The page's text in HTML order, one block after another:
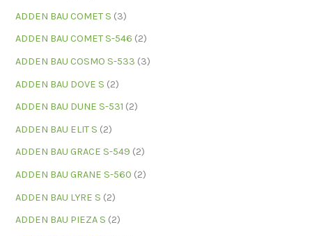
ADDEN BAU COMET S (3)
ADDEN BAU COMET S-546 (2)
ADDEN BAU COSMO S-533 (3)
ADDEN BAU DOVE S (2)
ADDEN BAU DUNE S-531 (2)
ADDEN BAU ELIT S (2)
ADDEN BAU GRACE S-549 (2)
ADDEN BAU GRANE S-560 (2)
ADDEN BAU LYRE S (2)
ADDEN BAU PIEZA S (2)